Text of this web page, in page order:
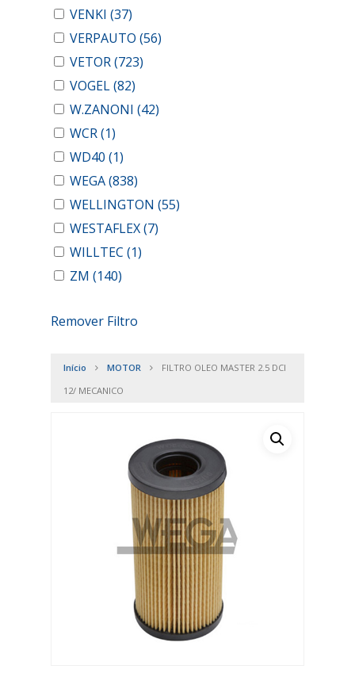
VENKI (37)
VERPAUTO (56)
VETOR(723)
VOGEL(82)
W.ZANONI (42)
WCR(1)
WD40 (1)
WEGA(838)
WELLINGTON (55)
WESTAFLEX(7)
WILLTEC (1)
ZM (140)
Remover Filtro
Início MOTOR
FILTRO OLEO MASTER 2.5 DCI
12/ MECANICO